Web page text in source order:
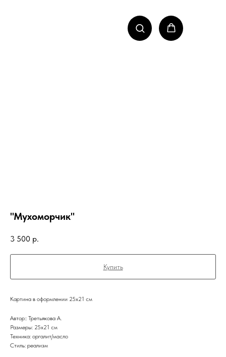
"Мухоморчик"
3 500 р.
Купить
Картина в оформлении 25х21 см
Автор:: Третьякова А.
Размеры: 25х21 см
Техника: оргалит/масло
Стиль: реализм